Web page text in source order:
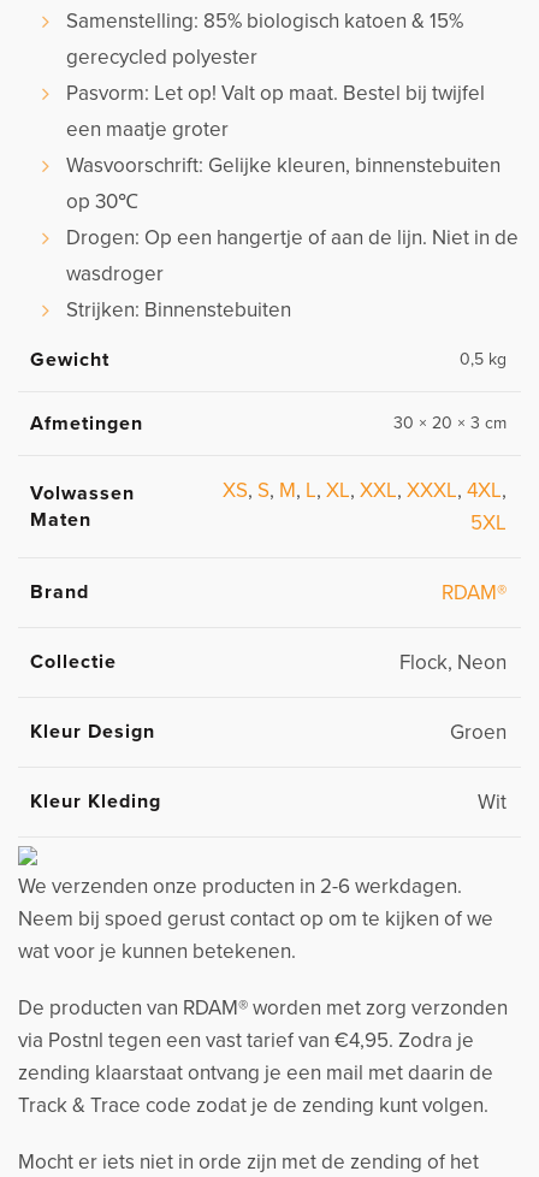
Samenstelling: 85% biologisch katoen & 15%
gerecycled polyester
Pasvorm: Let op! Valt op maat. Bestel bij twijfel
een maatje groter
Wasvoorschrift: Gelijke kleuren, binnenstebuiten
op 30℃
Drogen: Op een hangertje of aan de lijn. Niet in de
wasdroger
Strijken: Binnenstebuiten
Gewicht 0,5 kg
Afmetingen 30 × 20 × 3 cm
Volwassen
Maten
XS, S, M, L, XL, XXL, XXXL, 4XL,
5XL
Brand RDAM®
Collectie Flock, Neon
Kleur Design Groen
Kleur Kleding Wit
We verzenden onze producten in 2-6 werkdagen.
Neem bij spoed gerust contact op om te kijken of we
wat voor je kunnen betekenen.
De producten van RDAM® worden met zorg verzonden
via Postnl tegen een vast tarief van €4,95. Zodra je
zending klaarstaat ontvang je een mail met daarin de
Track & Trace code zodat je de zending kunt volgen.
Mocht er iets niet in orde zijn met de zending of het